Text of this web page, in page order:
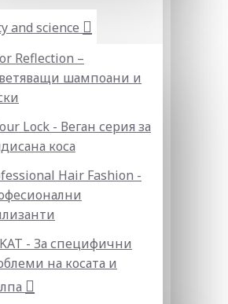
and science
Reflection –
шампоани и
Lock - Веган серия за
коса
Hair Fashion -
- За специфични
на косата и